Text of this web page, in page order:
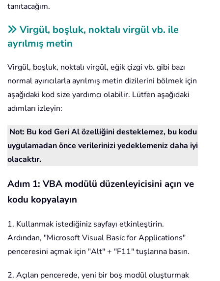
tanıtacağım.
Virgül, boşluk, noktalı virgül vb. ile
ayrılmış metin
Virgül, boşluk, noktalı virgül, eğik çizgi vb. gibi bazı
normal ayırıcılarla ayrılmış metin dizilerini bölmek için
aşağıdaki kod size yardımcı olabilir. Lütfen aşağıdaki
adımları izleyin:
Not: Bu kod Geri Al özelliğini desteklemez, bu kodu
uygulamadan önce verilerinizi yedeklemeniz daha iyi
olacaktır.
Adım 1: VBA modülü düzenleyicisini açın ve
kodu kopyalayın
1. Kullanmak istediğiniz sayfayı etkinleştirin.
Ardından, "Microsoft Visual Basic for Applications"
penceresini açmak için "Alt" + "F11" tuşlarına basın.
2. Açılan pencerede, yeni bir boş modül oluşturmak